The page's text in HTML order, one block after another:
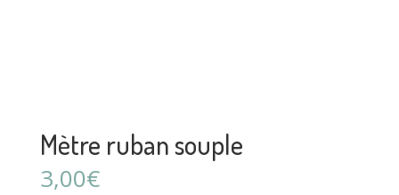
Mètre ruban souple
3,00€